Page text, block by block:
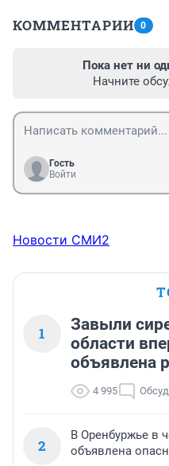
КОММЕНТАРИИ 0
Пока нет ни
Начните
Гость
Войти
Новости СМИ2
1
Завыли
области
объявлена
4 995
2
В Оренбуржье в
объявлена